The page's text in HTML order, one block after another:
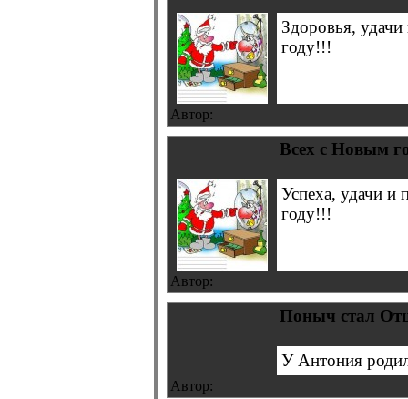
Здоровья,
году!!!
Автор:
Всех с Новым
Успеха, удачи и
году!!!
Автор:
Поныч стал
У Антония
Автор: